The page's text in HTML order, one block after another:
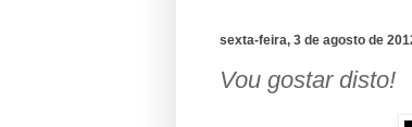
sexta-feira, 3 de agosto de
Vou gostar disto!